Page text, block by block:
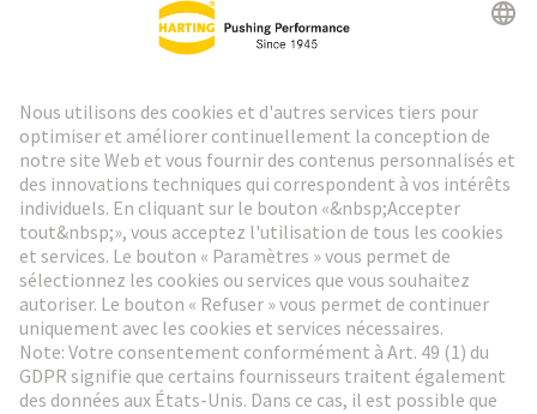
Aller à l'inscription
Social Media